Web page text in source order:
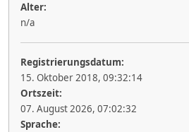
Alter:
n/a
Registrierungsdatum:
15. Oktober 2018, 09:32:14
Ortszeit:
07. August 2026, 07:02:32
Sprache: